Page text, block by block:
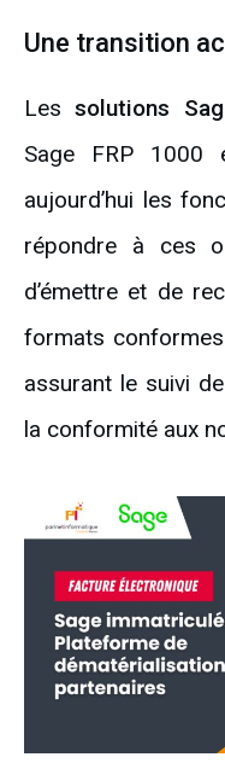
Une transition
Lessolutions
Sage FRP 1000
aujourd’hui les
répondre à ces
d’émettre et de
formats
assurant le suivi
la conformité aux